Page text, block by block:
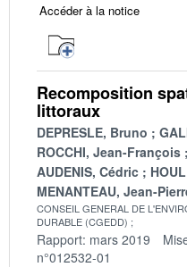
Accéder à la notice
Recomposition
littoraux
DEPRESLE, Bruno
ROCCHI, Jean-François
AUDENIS, Cédric
MENANTEAU, Jean-
CONSEIL GENERAL DE
DURABLE (CGEDD)
Rapport: mars 2019
n°012532-01